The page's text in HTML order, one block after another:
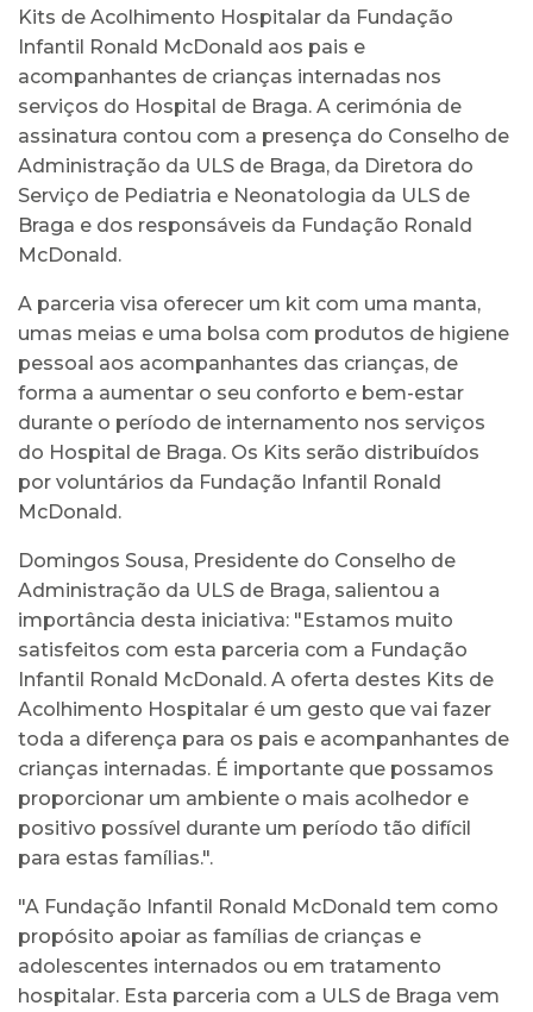
Kits de Acolhimento Hospitalar da Fundação
Infantil Ronald McDonald aos pais e
acompanhantes de crianças internadas nos
serviços do Hospital de Braga. A cerimónia de
assinatura contou com a presença do Conselho de
Administração da ULS de Braga, da Diretora do
Serviço de Pediatria e Neonatologia da ULS de
Braga e dos responsáveis da Fundação Ronald
McDonald.
A parceria visa oferecer um kit com uma manta,
umas meias e uma bolsa com produtos de higiene
pessoal aos acompanhantes das crianças, de
forma a aumentar o seu conforto e bem-estar
durante o período de internamento nos serviços
do Hospital de Braga. Os Kits serão distribuídos
por voluntários da Fundação Infantil Ronald
McDonald.
Domingos Sousa, Presidente do Conselho de
Administração da ULS de Braga, salientou a
importância desta iniciativa: "Estamos muito
satisfeitos com esta parceria com a Fundação
Infantil Ronald McDonald. A oferta destes Kits de
Acolhimento Hospitalar é um gesto que vai fazer
toda a diferença para os pais e acompanhantes de
crianças internadas. É importante que possamos
proporcionar um ambiente o mais acolhedor e
positivo possível durante um período tão difícil
para estas famílias.".
"A Fundação Infantil Ronald McDonald tem como
propósito apoiar as famílias de crianças e
adolescentes internados ou em tratamento
hospitalar. Esta parceria com a ULS de Braga vem